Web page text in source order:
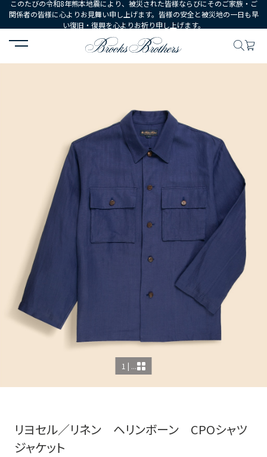
このたびの令和8年熊本地震により、被災された皆様ならびにそのご家族・ご
関係者の皆様に心よりお見舞い申し上げます。皆様の安全と被災地の一日も早
い復旧・復興を心よりお祈り申し上げます。
HOME ウェア シャツ カジュアルシャツ リヨセル／
1 | ...
リヨセル／リネン ヘリンボーン CPOシャツ
ジャケット